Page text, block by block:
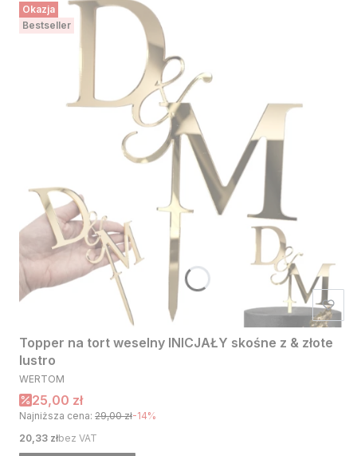
Okazja
Bestseller
Topper na tort weselny INICJAŁY skośne z & złote
lustro
PRODUCENT
WERTOM
Cena promocyjna
25,00 zł
Najniższa cena: 29,00 zł-14%
Cena
20,33 złbez VAT